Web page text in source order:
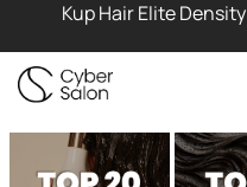
Kup Hair Elite
Strona główna - Cyber Salon